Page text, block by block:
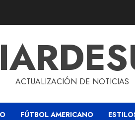
ACTUALIZACIÓN DE NOTICIAS
FÚTBOL AMERICANO